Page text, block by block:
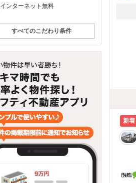
インターネット無料
すべてのこだわり条件
新着